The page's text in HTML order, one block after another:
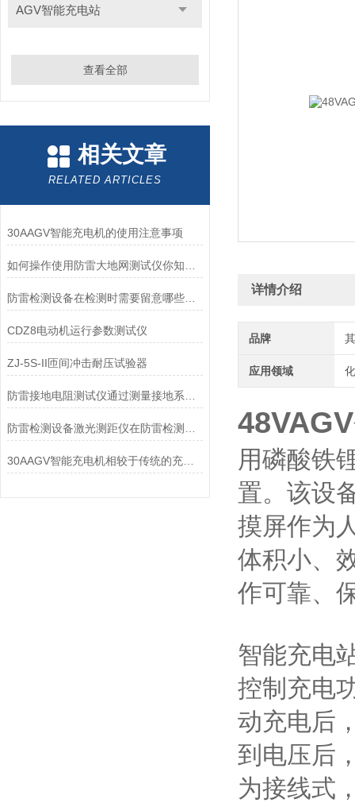
AGV智能充电站
查看全部
相关文章
RELATED ARTICLES
30AAGV智能充电机的使用注意事项
防雷检测设备在检测时需要留意哪些问题
CDZ8电动机运行参数测试仪
ZJ-5S-II匝间冲击耐压试验器
30AAGV智能充电机相较于传统的充电设备，优势有哪些？
详情介绍
品牌
应用领域
用磷酸铁
置。该设
摸屏作为
体积小、
作可靠、
智能充电
控制充电
动充电后
到电压后
为接线式